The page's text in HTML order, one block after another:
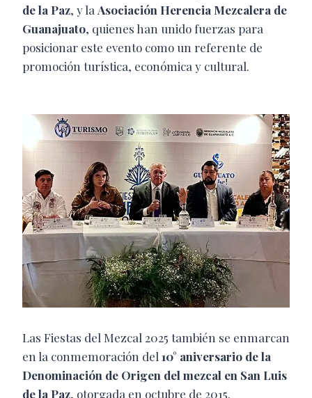
de la Paz, y la Asociación Herencia Mezcalera de
Guanajuato, quienes han unido fuerzas para
posicionar este evento como un referente de
promoción turística, económica y cultural.
Las Fiestas del Mezcal 2025 también se enmarcan
en la conmemoración del10° aniversario de la
Denominación de Origen del mezcal en San Luis
de la Paz, otorgada en octubre de 2015.